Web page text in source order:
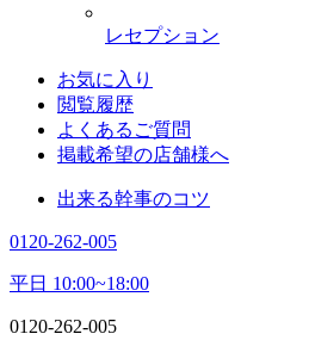
レセプション
お気に入り
閲覧履歴
よくあるご質問
掲載希望の店舗様へ
出来る幹事のコツ
0120-262-005
平日 10:00~18:00
0120-262-005